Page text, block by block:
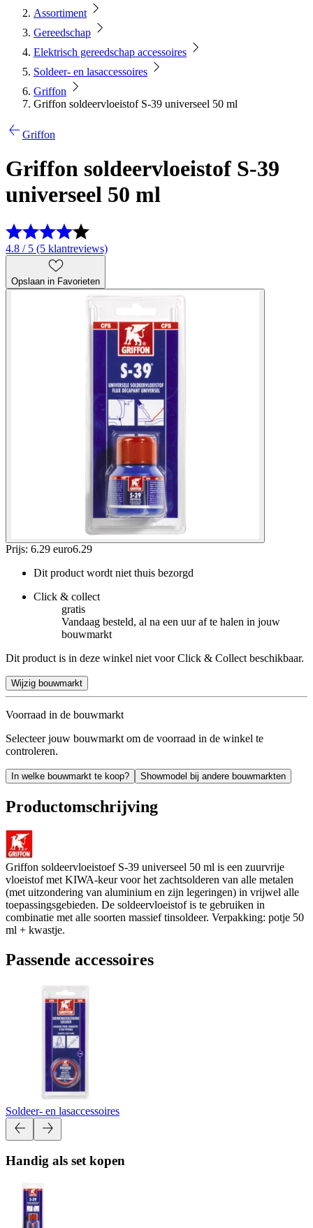
Assortiment
Gereedschap
Elektrisch gereedschap accessoires
Soldeer- en lasaccessoires
Griffon
Griffon soldeervloeistof S-39 universeel 50 ml
Griffon
Griffon soldeervloeistof S-39
universeel 50 ml
4.8 / 5 (5 klantreviews)
Opslaan in Favorieten
Prijs: 6.29 euro6.29
Dit product wordt niet thuis bezorgd
Click & collect
gratis
Vandaag besteld, al na een uur af te halen in jouw
bouwmarkt
Dit product is in deze winkel niet voor Click & Collect beschikbaar.
Wijzig bouwmarkt
Voorraad in de bouwmarkt
Selecteer jouw bouwmarkt om de voorraad in de winkel te
controleren.
In welke bouwmarkt te koop? Showmodel bij andere bouwmarkten
Productomschrijving
Griffon soldeervloeistoef S-39 universeel 50 ml is een zuurvrije
vloeistof met KIWA-keur voor het zachtsolderen van alle metalen
(met uitzondering van aluminium en zijn legeringen) in vrijwel alle
toepassingsgebieden. De soldeervloeistof is te gebruiken in
combinatie met alle soorten massief tinsoldeer. Verpakking: potje 50
ml + kwastje.
Passende accessoires
Soldeer- en lasaccessoires
Handig als set kopen